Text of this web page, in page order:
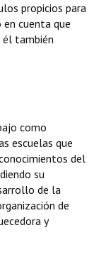
propicios para
cuenta que
él también
como
escuelas que
del
su
de la
de
y